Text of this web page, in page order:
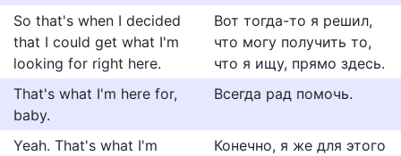
So that's when I decided
that I could get what I'm
looking for right here.
Вот тогда-то я решил,
что могу получить то,
что я ищу, прямо здесь.
That's what I'm here for,
baby.
Всегда рад помочь.
Yeah. That's what I'm
Конечно, я же для этого